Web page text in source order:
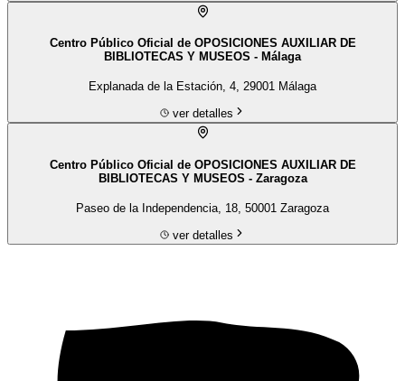
Centro Público Oficial de OPOSICIONES AUXILIAR DE
BIBLIOTECAS Y MUSEOS - Málaga
Explanada de la Estación, 4, 29001 Málaga
ver detalles
Centro Público Oficial de OPOSICIONES AUXILIAR DE
BIBLIOTECAS Y MUSEOS - Zaragoza
Paseo de la Independencia, 18, 50001 Zaragoza
ver detalles